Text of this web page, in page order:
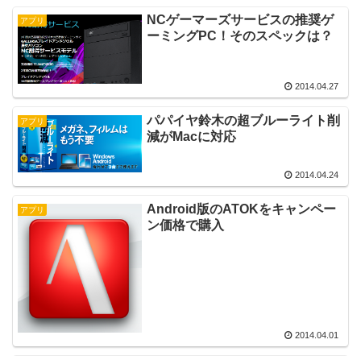
アプリ
NCゲーマーズサービスの推奨ゲ
ーミングPC！そのスペックは？
2014.04.27
アプリ
パパイヤ鈴木の超ブルーライト削
減がMacに対応
2014.04.24
アプリ
Android版のATOKをキャンペー
ン価格で購入
2014.04.01